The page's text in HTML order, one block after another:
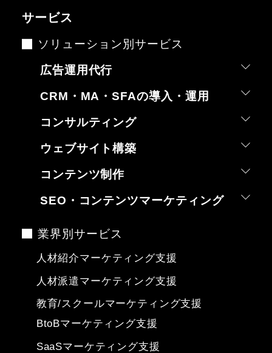
サービス
ソリューション別サービス
広告運用代行
CRM・MA・SFAの導入・運用
コンサルティング
ウェブサイト構築
コンテンツ制作
SEO・コンテンツマーケティング
業界別サービス
人材紹介マーケティング支援
人材派遣マーケティング支援
教育/スクールマーケティング支援
BtoBマーケティング支援
SaaSマーケティング支援